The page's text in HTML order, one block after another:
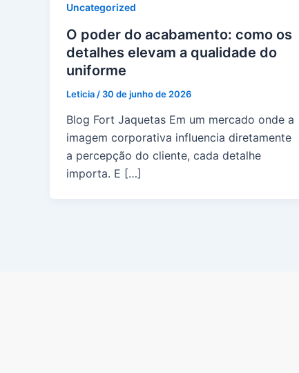
Uncategorized
O poder do acabamento: como os
detalhes elevam a qualidade do
uniforme
Leticia / 30 de junho de 2026
Blog Fort Jaquetas Em um mercado onde a
imagem corporativa influencia diretamente
a percepção do cliente, cada detalhe
importa. E […]